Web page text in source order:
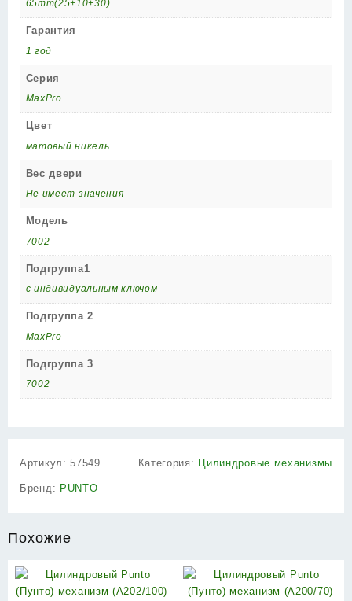
65mm(25+10+30)
Гарантия
1 год
Серия
MaxPro
Цвет
матовый никель
Вес двери
Не имеет значения
Модель
7002
Подгруппа1
с индивидуальным ключом
Подгруппа 2
MaxPro
Подгруппа 3
7002
Артикул:57549 Категория: Цилиндровые механизмы
Бренд: PUNTO
Похожие